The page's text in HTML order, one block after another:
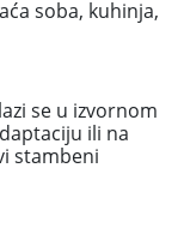
soba, kuhinja,
se u izvornom
ili na
stambeni